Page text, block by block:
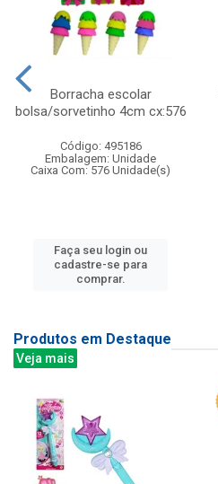
Borracha escolar
bolsa/sorvetinho 4cm cx:576
Código: 495186
Embalagem: Unidade
Caixa Com: 576 Unidade(s)
Faça seu login ou
cadastre-se para
comprar.
Produtos em Destaque
Veja mais